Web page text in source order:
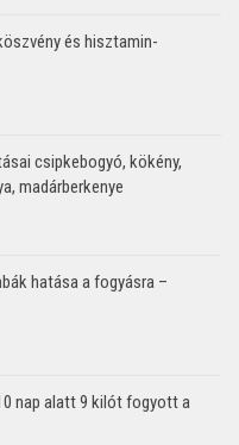
és hisztamin-
csipkebogyó, kökény,
madárberkenye
hatása a fogyásra –
nap alatt 9 kilót fogyott a